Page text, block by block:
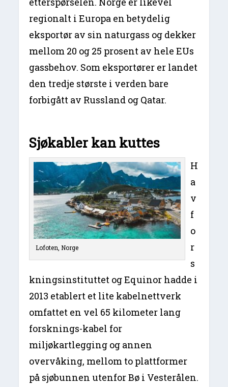
regionalt i Europa en betydelig
eksportør av sin naturgass og dekker
mellom 20 og 25 prosent av hele EUs
gassbehov. Som eksportører er landet
den tredje største i verden bare
forbigått av Russland og Qatar.
Sjøkabler kan kuttes
Lofoten, Norge
H
a
v
f
o
r
s
kningsinstituttet og Equinor hadde i
2013 etablert et lite kabelnettverk
omfattet en vel 65 kilometer lang
forsknings-kabel for
miljøkartlegging og annen
overvåking, mellom to plattformer
på sjøbunnen utenfor Bø i Vesterålen.